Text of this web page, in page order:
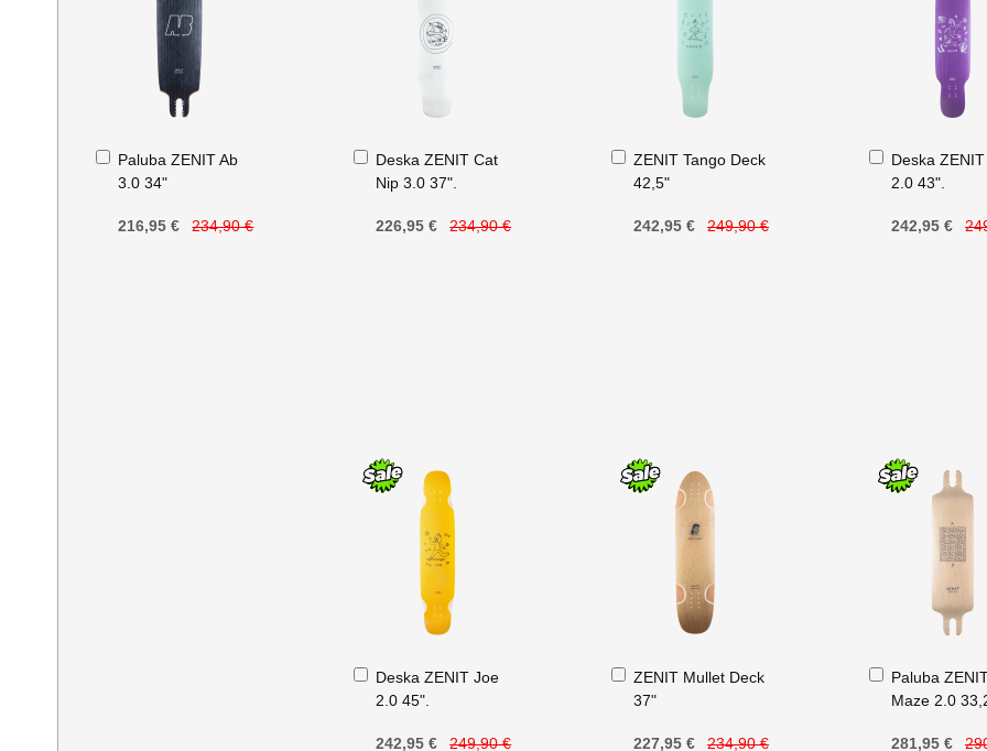
Paluba ZENIT Ab
3.0 34"
216,95 € 234,90 €
Přidat
do
košíku
Deska ZENIT Cat
Nip 3.0 37".
226,95 € 234,90 €
Přidat
do
košíku
ZENIT Tango Deck
42,5"
242,95 € 249,90 €
Přidat
do
košíku
Deska
2.0 43".
242,95 €
Přidat
do
košíku
Deska ZENIT Joe
2.0 45".
242,95 € 249,90 €
Přidat
do
košíku
ZENIT Mullet Deck
37"
227,95 € 234,90 €
Přidat
do
košíku
Paluba
Maze 2.0
281,95 €
Přidat
do
košíku